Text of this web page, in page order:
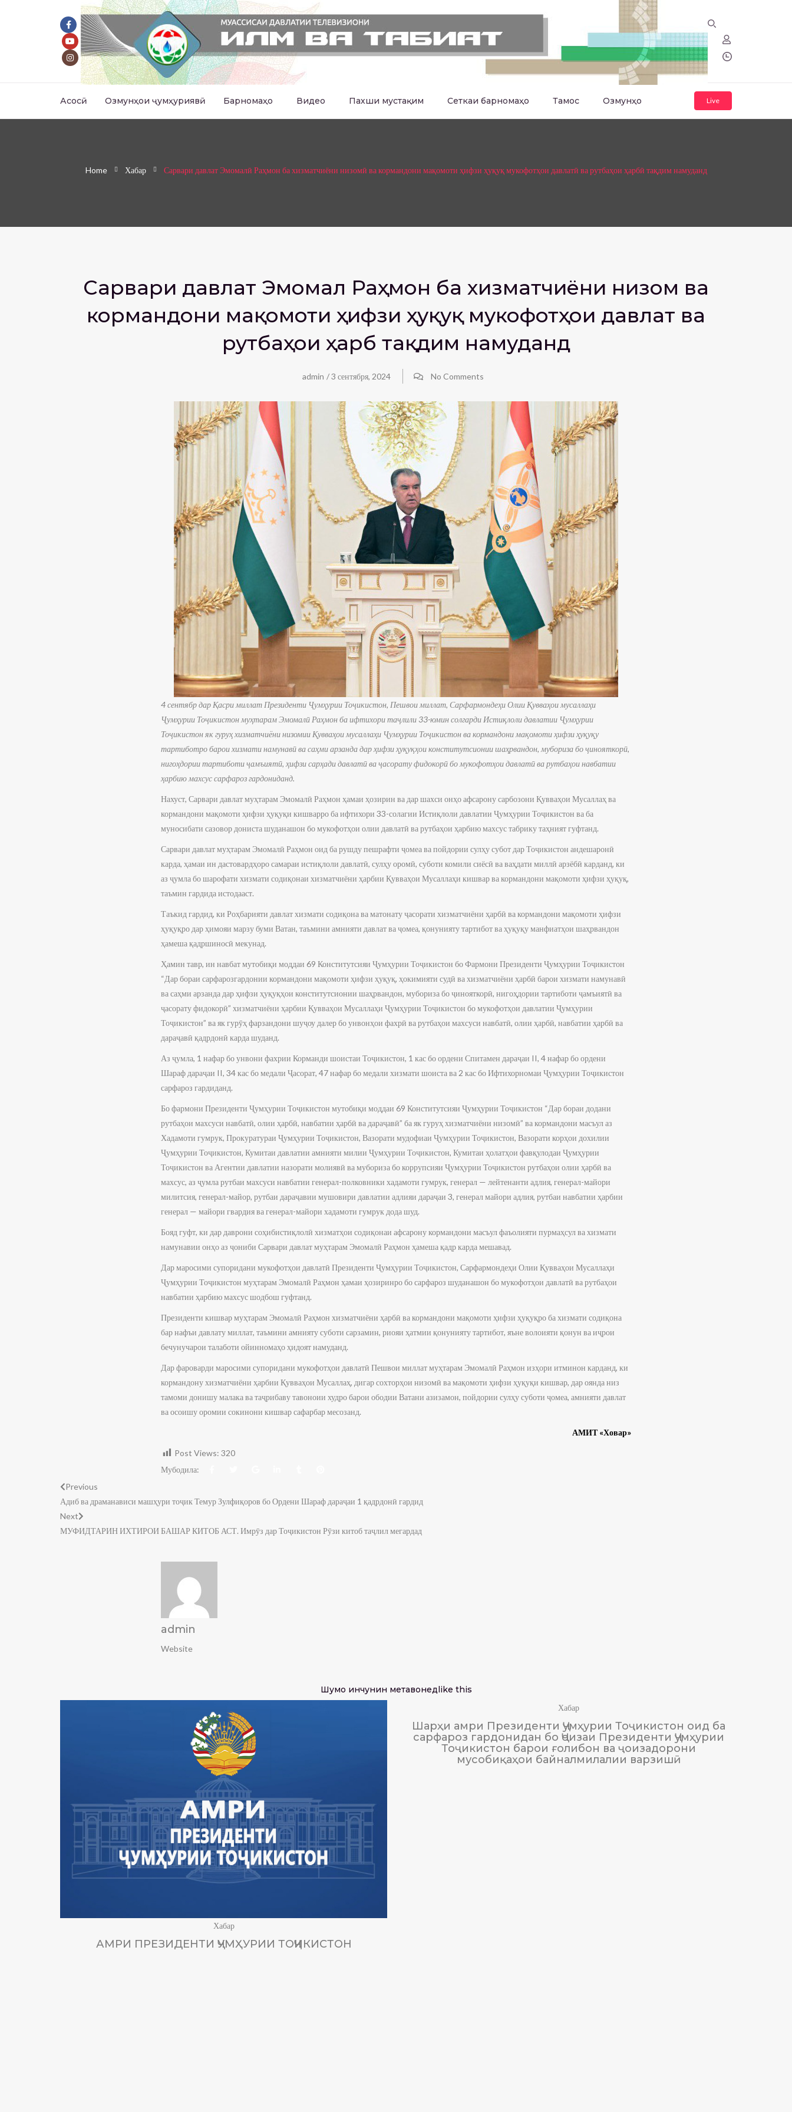
Асосӣ Озмунҳои ҷумҳуриявӣ Барномаҳо Видео Пахши мустақим Сеткаи барномаҳо Тамос Озмунҳо Live
Home Хабар Сарвари давлат Эмомалӣ Раҳмон ба хизматчиёни низомӣ ва кормандони мақомоти ҳифзи ҳуқуқ мукофотҳои давлатӣ ва рутбаҳои ҳарбӣ тақдим намуданд
Сарвари давлат Эмомалӣ Раҳмон ба хизматчиёни низомӣ ва
кормандони мақомоти ҳифзи ҳуқуқ мукофотҳои давлатӣ ва
рутбаҳои ҳарбӣ тақдим намуданд
admin /3 сентября, 2024 No Comments
4 сентябр дар Қасри миллат Президенти Ҷумҳурии Тоҷикистон, Пешвои миллат, Сарфармондеҳи Олии Қувваҳои мусаллаҳи
Ҷумҳурии Тоҷикистон муҳтарам Эмомалӣ Раҳмон ба ифтихори таҷлили 33-юмин солгарди Истиқлоли давлатии Ҷумҳурии
Тоҷикистон як гуруҳ хизматчиёни низомии Қувваҳои мусаллаҳи Ҷумҳурии Тоҷикистон ва кормандони мақомоти ҳифзи ҳуқуқу
тартиботро барои хизмати намунавӣ ва саҳми арзанда дар ҳифзи ҳуқуқҳои конститутсионии шаҳрвандон, мубориза бо ҷинояткорӣ,
нигоҳдории тартиботи ҷамъиятӣ, ҳифзи сарҳади давлатӣ ва ҷасорату фидокорӣ бо мукофотҳои давлатӣ ва рутбаҳои навбатии
ҳарбию махсус сарфароз гардониданд.
Нахуст, Сарвари давлат муҳтарам Эмомалӣ Раҳмон ҳамаи ҳозирин ва дар шахси онҳо афсарону сарбозони Қувваҳои Мусаллаҳ ва
кормандони мақомоти ҳифзи ҳуқуқи кишварро ба ифтихори 33-солагии Истиқлоли давлатии Ҷумҳурии Тоҷикистон ва ба
муносибати сазовор дониста шуданашон бо мукофотҳои олии давлатӣ ва рутбаҳои ҳарбию махсус табрику таҳният гуфтанд.
Сарвари давлат муҳтарам Эмомалӣ Раҳмон оид ба рушду пешрафти ҷомеа ва пойдории сулҳу субот дар Тоҷикистон андешаронӣ
карда, ҳамаи ин дастовардҳоро самараи истиқлоли давлатӣ, сулҳу оромӣ, суботи комили сиёсӣ ва ваҳдати миллӣ арзёбӣ карданд, ки
аз ҷумла бо шарофати хизмати содиқонаи хизматчиёни ҳарбии Қувваҳои Мусаллаҳи кишвар ва кормандони мақомоти ҳифзи ҳуқуқ,
таъмин гардида истодааст.
Таъкид гардид, ки Роҳбарияти давлат хизмати содиқона ва матонату ҷасорати хизматчиёни ҳарбӣ ва кормандони мақомоти ҳифзи
ҳуқуқро дар ҳимояи марзу буми Ватан, таъмини амнияти давлат ва ҷомеа, қонунияту тартибот ва ҳуқуқу манфиатҳои шаҳрвандон
ҳамеша қадршиносӣ мекунад.
Ҳамин тавр, ин навбат мутобиқи моддаи 69 Конститутсияи Ҷумҳурии Тоҷикистон бо Фармони Президенти Ҷумҳурии Тоҷикистон
“Дар бораи сарфарозгардонии кормандони мақомоти ҳифзи ҳуқуқ, ҳокимияти судӣ ва хизматчиёни ҳарбӣ барои хизмати намунавӣ
ва саҳми арзанда дар ҳифзи ҳуқуқҳои конститутсионии шаҳрвандон, мубориза бо ҷинояткорӣ, нигоҳдории тартиботи ҷамъиятӣ ва
ҷасорату фидокорӣ” хизматчиёни ҳарбии Қувваҳои Мусаллаҳи Ҷумҳурии Тоҷикистон бо мукофотҳои давлатии Ҷумҳурии
Тоҷикистон” ва як гурӯҳ фарзандони шуҷоу далер бо унвонҳои фахрӣ ва рутбаҳои махсуси навбатӣ, олии ҳарбӣ, навбатии ҳарбӣ ва
дараҷавӣ қадрдонӣ карда шуданд.
Аз ҷумла, 1 нафар бо унвони фахрии Корманди шоистаи Тоҷикистон, 1 кас бо ордени Спитамен дараҷаи II, 4 нафар бо ордени
Шараф дараҷаи II, 34 кас бо медали Ҷасорат, 47 нафар бо медали хизмати шоиста ва 2 кас бо Ифтихорномаи Ҷумҳурии Тоҷикистон
сарфароз гардиданд.
Бо фармони Президенти Ҷумҳурии Тоҷикистон мутобиқи моддаи 69 Конститутсияи Ҷумҳурии Тоҷикистон “Дар бораи додани
рутбаҳои махсуси навбатӣ, олии ҳарбӣ, навбатии ҳарбӣ ва дараҷавӣ” ба як гуруҳ хизматчиёни низомӣ” ва кормандони масъул аз
Хадамоти гумрук, Прокуратураи Ҷумҳурии Тоҷикистон, Вазорати мудофиаи Ҷумҳурии Тоҷикистон, Вазорати корҳои дохилии
Ҷумҳурии Тоҷикистон, Кумитаи давлатии амнияти милии Ҷумҳурии Тоҷикистон, Кумитаи ҳолатҳои фавқулодаи Ҷумҳурии
Тоҷикистон ва Агентии давлатии назорати молиявӣ ва мубориза бо коррупсияи Ҷумҳурии Тоҷикистон рутбаҳои олии ҳарбӣ ва
махсус, аз ҷумла рутбаи махсуси навбатии генерал-полковники хадамоти гумрук, генерал — лейтенанти адлия, генерал-майори
милитсия, генерал-майор, рутбаи дараҷавии мушовири давлатии адлияи дараҷаи 3, генерал майори адлия, рутбаи навбатии ҳарбии
генерал — майори гвардия ва генерал-майори хадамоти гумрук дода шуд.
Бояд гуфт, ки дар даврони соҳибистиқлолӣ хизматҳои содиқонаи афсарону кормандони масъул фаъолияти пурмаҳсул ва хизмати
намунавии онҳо аз ҷониби Сарвари давлат муҳтарам Эмомалӣ Раҳмон ҳамеша қадр карда мешавад.
Дар маросими супоридани мукофотҳои давлатӣ Президенти Ҷумҳурии Тоҷикистон, Сарфармондеҳи Олии Қувваҳои Мусаллаҳи
Ҷумҳурии Тоҷикистон муҳтарам Эмомалӣ Раҳмон ҳамаи ҳозиринро бо сарфароз шуданашон бо мукофотҳои давлатӣ ва рутбаҳои
навбатии ҳарбию махсус шодбош гуфтанд.
Президенти кишвар муҳтарам Эмомалӣ Раҳмон хизматчиёни ҳарбӣ ва кормандони мақомоти ҳифзи ҳуқуқро ба хизмати содиқона
бар нафъи давлату миллат, таъмини амнияту суботи сарзамин, риояи ҳатмии қонунияту тартибот, яъне волоияти қонун ва иҷрои
бечунучарои талаботи ойинномаҳо ҳидоят намуданд.
Дар фароварди маросими супоридани мукофотҳои давлатӣ Пешвои миллат муҳтарам Эмомалӣ Раҳмон изҳори итминон карданд, ки
кормандону хизматчиёни ҳарбии Қувваҳои Мусаллаҳ, дигар сохторҳои низомӣ ва мақомоти ҳифзи ҳуқуқи кишвар, дар оянда низ
тамоми донишу малака ва таҷрибаву тавоноии худро барои ободии Ватани азизамон, пойдории сулҳу суботи ҷомеа, амнияти давлат
ва осоишу оромии сокинони кишвар сафарбар месозанд.
АМИТ «Ховар»
Post Views: 320
Мубодила:
Previous
Адиб ва драманависи машҳури тоҷик Темур Зулфиқоров бо Ордени Шараф дараҷаи 1 қадрдонӣ гардид
Next
МУФИДТАРИН ИХТИРОИ БАШАР КИТОБ АСТ. Имрӯз дар Тоҷикистон Рӯзи китоб таҷлил мегардад
admin
Website
Шумо инчунин метавонедlike this
Хабар
АМРИ ПРЕЗИДЕНТИ ҶУМҲУРИИ ТОҶИКИСТОН
Хабар
Шарҳи амри Президенти Ҷумҳурии Тоҷикистон оид ба
сарфароз гардонидан бо Ҷоизаи Президенти Ҷумҳурии
Тоҷикистон барои ғолибон ва ҷоизадорони
мусобиқаҳои байналмилалии варзишӣ